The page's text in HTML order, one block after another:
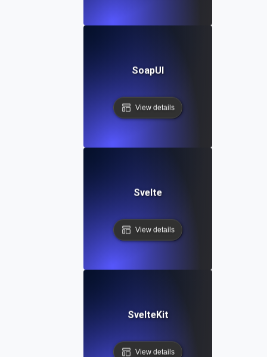
SoapUI
View details
Svelte
View details
SvelteKit
View details